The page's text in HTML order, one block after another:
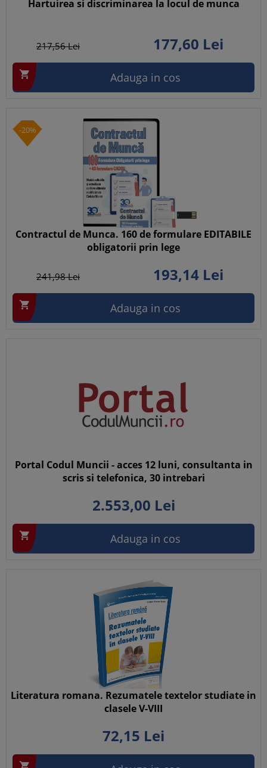
Hartuirea si discriminarea la locul de munca
217,56Lei 177,60 Lei
 Adauga in cos
-20%
Contractul de Munca. 160 de formulare EDITABILE
obligatorii prin lege
241,98Lei 193,14Lei
 Adauga in cos
Portal Codul Muncii - acces 12 luni, consultanta in
scris si telefonica, 30 intrebari
2.553,00 Lei
 Adauga in cos
Literatura romana. Rezumatele textelor studiate in
clasele V-VIII
72,15 Lei